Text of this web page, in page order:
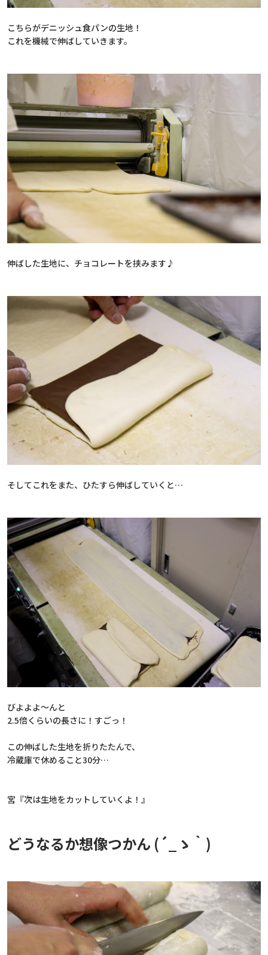
こちらがデニッシュ食パンの生地！
これを機械で伸ばしていきます。
伸ばした生地に、チョコレートを挟みます♪
そしてこれをまた、ひたすら伸ばしていくと…
びよよよ～んと
2.5倍くらいの長さに！すごっ！
この伸ばした生地を折りたたんで、
冷蔵庫で休めること30分…
宮『次は生地をカットしていくよ！』
どうなるか想像つかん (´_ゝ｀)